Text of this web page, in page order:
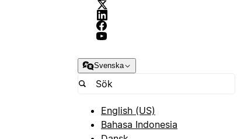
Svenska
English (US)
Bahasa Indonesia